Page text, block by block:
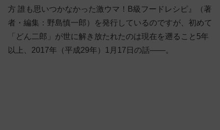
方 誰も思いつかなかった激ウマ！B級フードレシピ』（著
者・編集：野島慎一郎）を発行しているのですが、初めて
「どん二郎」が世に解き放たれたのは現在を遡ること5年
以上、2017年（平成29年）1月17日の話——。